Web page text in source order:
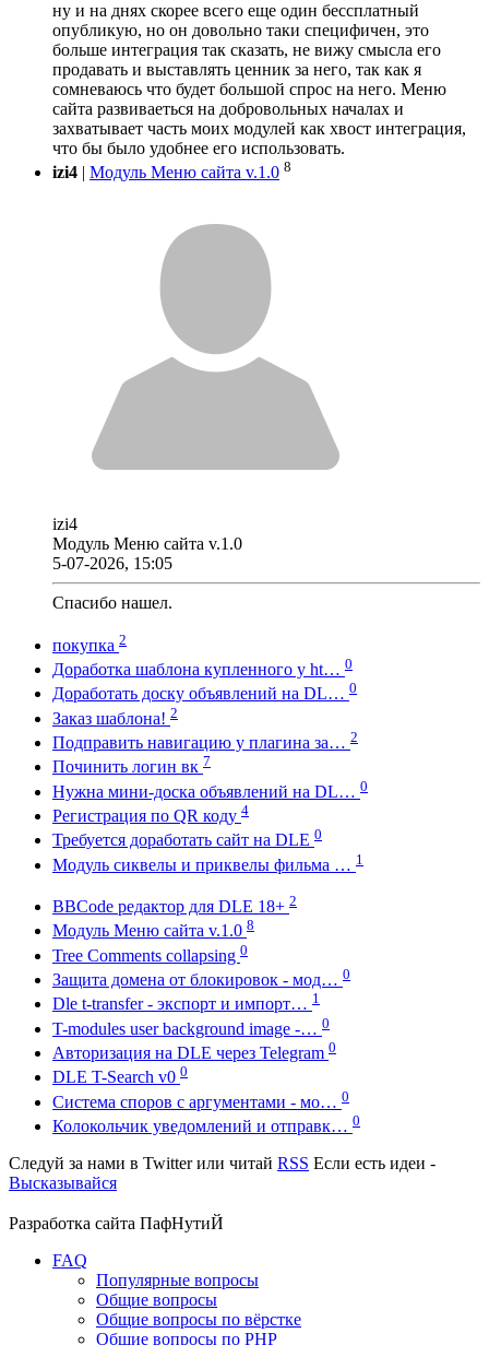
ну и на днях скорее всего еще один бессплатный
опубликую, но он довольно таки специфичен, это
больше интеграция так сказать, не вижу смысла его
продавать и выставлять ценник за него, так как я
сомневаюсь что будет большой спрос на него. Меню
сайта развиваеться на добровольных началах и
захватывает часть моих модулей как хвост интеграция,
что бы было удобнее его использовать.
izi4 | Модуль Меню сайта v.1.0 8
izi4
Модуль Меню сайта v.1.0
5-07-2026, 15:05
Спасибо нашел.
покупка 2
Доработка шаблона купленного у ht… 0
Доработать доску объявлений на DL… 0
Заказ шаблона! 2
Подправить навигацию у плагина за… 2
Починить логин вк 7
Нужна мини-доска объявлений на DL… 0
Регистрация по QR коду 4
Требуется доработать сайт на DLE 0
Модуль сиквелы и приквелы фильма … 1
BBCode редактор для DLE 18+ 2
Модуль Меню сайта v.1.0 8
Tree Comments collapsing 0
Защита домена от блокировок - мод… 0
Dle t-transfer - экспорт и импорт… 1
T-modules user background image -… 0
Авторизация на DLE через Telegram 0
DLE T-Search v0 0
Система споров с аргументами - мо… 0
Колокольчик уведомлений и отправк… 0
Следуй за нами в Twitterили читай RSS Если есть идеи -
Высказывайся
Разработка сайта ПафНутиЙ
FAQ
Популярные вопросы
Общие вопросы
Общие вопросы по вёрстке
Общие вопросы по PHP